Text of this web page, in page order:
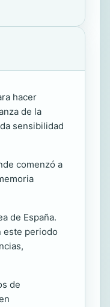
hacer
de la
sensibilidad
comenzó a
de España.
este periodo
de